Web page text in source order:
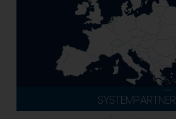
SYSTEMPARTNER